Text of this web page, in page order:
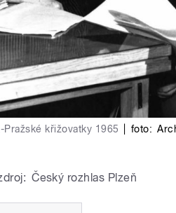
Pražské křižovatky 1965 foto:
Český rozhlas Plzeň